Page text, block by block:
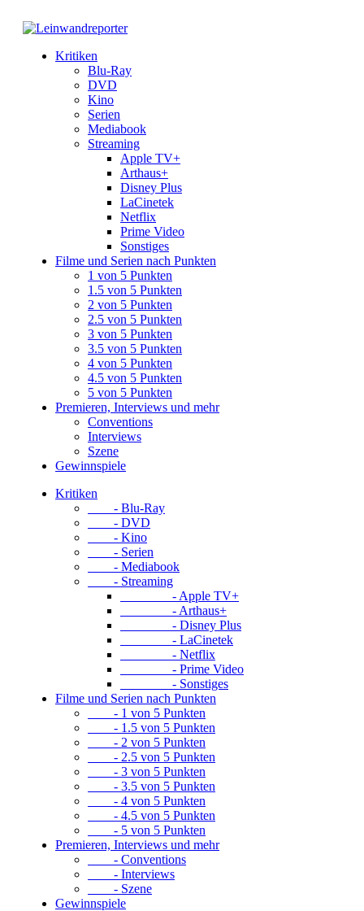
Kritiken
Blu-Ray
DVD
Kino
Serien
Mediabook
Streaming
Apple TV+
Arthaus+
Disney Plus
LaCinetek
Netflix
Prime Video
Sonstiges
Filme und Serien nach Punkten
1 von 5 Punkten
1.5 von 5 Punkten
2 von 5 Punkten
2.5 von 5 Punkten
3 von 5 Punkten
3.5 von 5 Punkten
4 von 5 Punkten
4.5 von 5 Punkten
5 von 5 Punkten
Premieren, Interviews und mehr
Conventions
Interviews
Szene
Gewinnspiele
Kritiken
- Blu-Ray
- DVD
- Kino
- Serien
- Mediabook
- Streaming
- Apple TV+
- Arthaus+
- Disney Plus
- LaCinetek
- Netflix
- Prime Video
- Sonstiges
Filme und Serien nach Punkten
- 1 von 5 Punkten
- 1.5 von 5 Punkten
- 2 von 5 Punkten
- 2.5 von 5 Punkten
- 3 von 5 Punkten
- 3.5 von 5 Punkten
- 4 von 5 Punkten
- 4.5 von 5 Punkten
- 5 von 5 Punkten
Premieren, Interviews und mehr
- Conventions
- Interviews
- Szene
Gewinnspiele